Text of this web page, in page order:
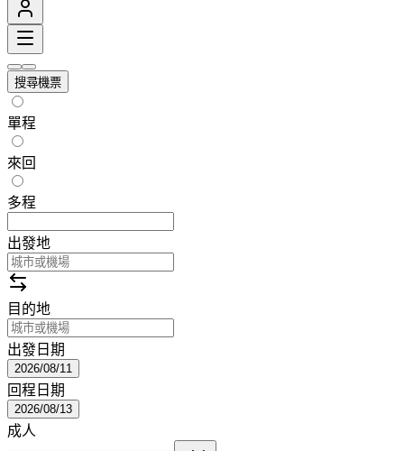
搜尋機票
單程
來回
多程
出發地
目的地
出發日期
2026/08/11
回程日期
2026/08/13
成人